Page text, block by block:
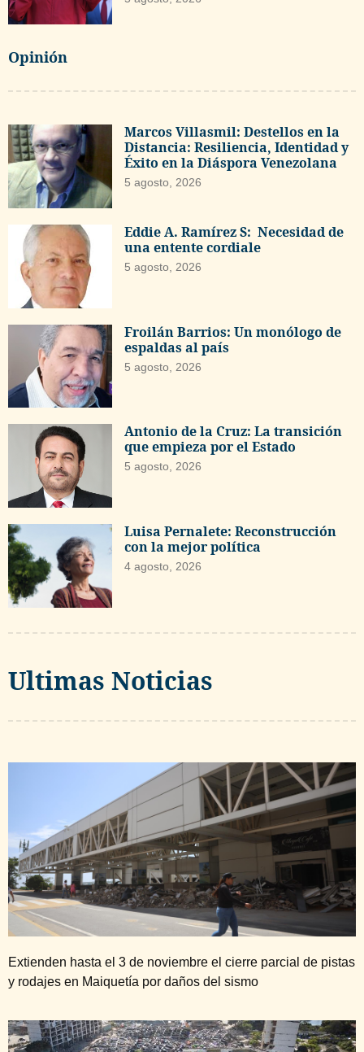
Opinión
Marcos Villasmil: Destellos en la
Distancia: Resiliencia, Identidad y
Éxito en la Diáspora Venezolana
5 agosto, 2026
Eddie A. Ramírez S: Necesidad de
una entente cordiale
5 agosto, 2026
Froilán Barrios: Un monólogo de
espaldas al país
5 agosto, 2026
Antonio de la Cruz: La transición
que empieza por el Estado
5 agosto, 2026
Luisa Pernalete: Reconstrucción
con la mejor política
4 agosto, 2026
Ultimas Noticias
Extienden hasta el 3 de noviembre el cierre parcial de pistas
y rodajes en Maiquetía por daños del sismo